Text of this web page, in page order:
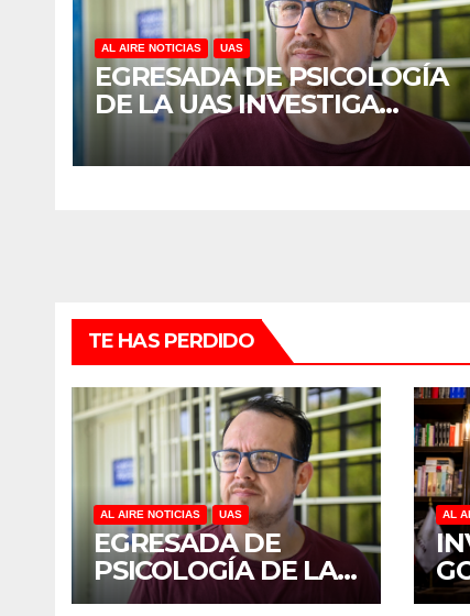
AL AIRE NOTICIAS UAS
EGRESADA DE PSICOLOGÍA
DE LA UAS INVESTIGA
DUELO ANTICIPADO Y
SOBRECARGA EN
TE HAS PERDIDO
AL AIRE NOTICIAS UAS
EGRESADA DE
PSICOLOGÍA DE LA
UAS INVESTIGA
AL